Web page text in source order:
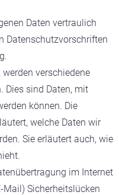
Daten vertraulich
Datenschutzvorschriften
verschiedene
Dies sind Daten, mit
können. Die
welche Daten wir
Sie erläutert auch, wie
im Internet
Mail) Sicherheitslücken